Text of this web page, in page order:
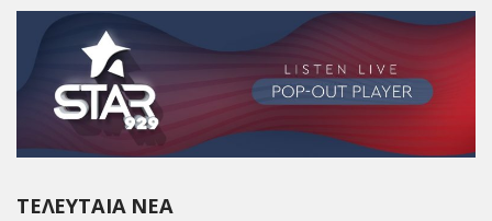
ΤΕΛΕΥΤΑΊΑ ΝΈΑ